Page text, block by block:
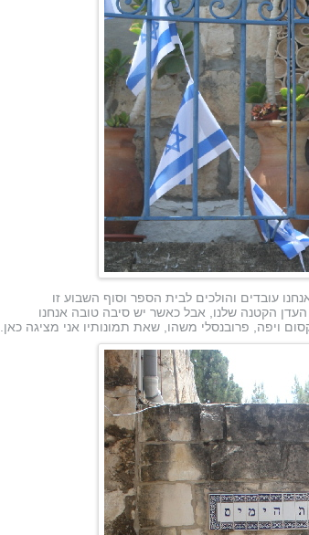
עובדים והולכים לבית הספר וסוף השבוע זו
הקטנה שלנו, אבל כאשר יש סיבה טובה אנחנו
ויפה , פרובנסלי משהו, שאת תמונותיו אני מציגה כאן.